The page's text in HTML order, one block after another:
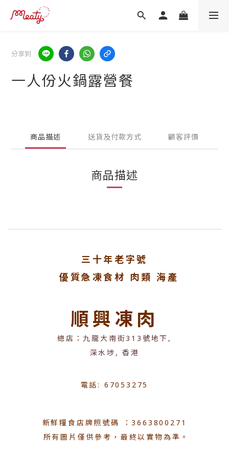
分享到
一人份火鍋露營餐
商品描述 送貨及付款方式 顧客評價
商品描述
三十年老字號
優質急凍食材 肉類 海產
順興凍肉
總店：九龍大南街313號地下,
深水埗, 香港
電話: 67053275
新鮮糧食店牌照號碼 ：3663800271
所有圖片僅供參考，最終以實物為準。